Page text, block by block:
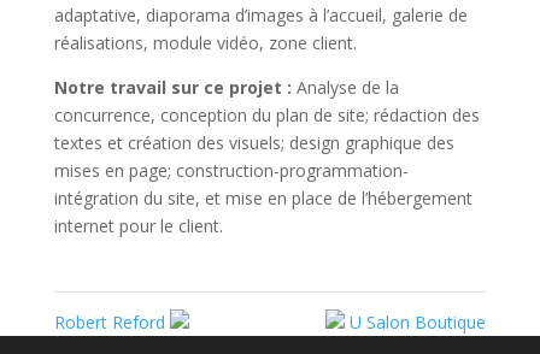
adaptative, diaporama d’images à l’accueil, galerie de
réalisations, module vidéo, zone client.
Notre travail sur ce projet : Analyse de la
concurrence, conception du plan de site; rédaction des
textes et création des visuels; design graphique des
mises en page; construction-programmation-
intégration du site, et mise en place de l’hébergement
internet pour le client.
Robert Reford U Salon Boutique